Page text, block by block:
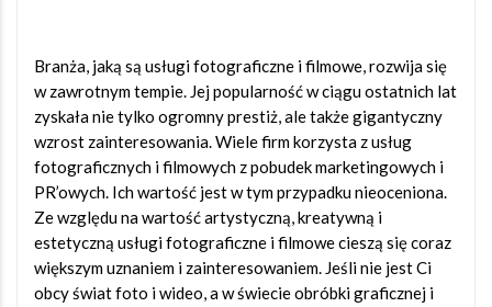
Branża, jaką są usługi fotograficzne i filmowe, rozwija się
w zawrotnym tempie. Jej popularność w ciągu ostatnich lat
zyskała nie tylko ogromny prestiż, ale także gigantyczny
wzrost zainteresowania. Wiele firm korzysta z usług
fotograficznych i filmowych z pobudek marketingowych i
PR’owych. Ich wartość jest w tym przypadku nieoceniona.
Ze względu na wartość artystyczną, kreatywną i
estetyczną usługi fotograficzne i filmowe cieszą się coraz
większym uznaniem i zainteresowaniem. Jeśli nie jest Ci
obcy świat foto i wideo, a w świecie obróbki graficznej i